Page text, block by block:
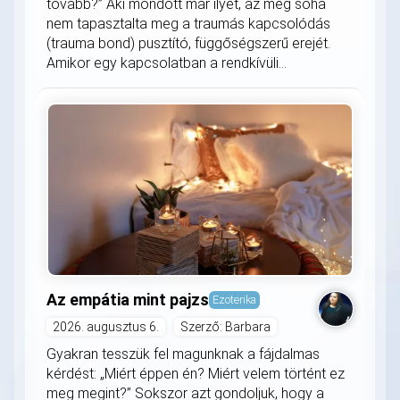
tovább?” Aki mondott már ilyet, az még soha
nem tapasztalta meg a traumás kapcsolódás
(trauma bond) pusztító, függőségszerű erejét.
Amikor egy kapcsolatban a rendkívüli...
Az empátia mint pajzs Ezoterika
2026. augusztus 6. Szerző: Barbara
Gyakran tesszük fel magunknak a fájdalmas
kérdést: „Miért éppen én? Miért velem történt ez
meg megint?” Sokszor azt gondoljuk, hogy a